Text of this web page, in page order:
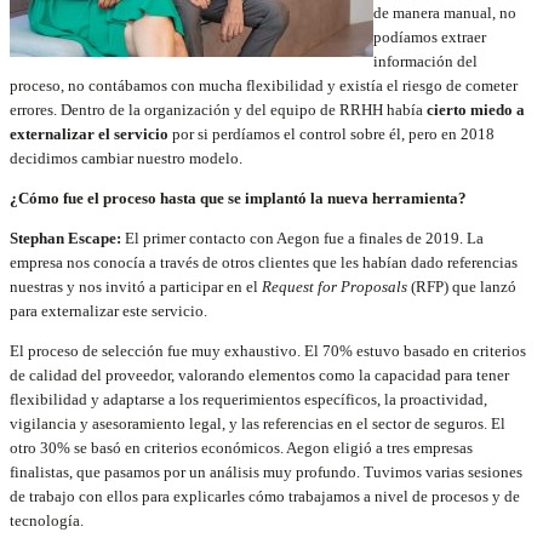
de manera manual, no
podíamos extraer
información del
proceso, no contábamos con mucha flexibilidad y existía el riesgo de cometer
errores. Dentro de la organización y del equipo de RRHH había cierto miedo a
externalizar el servicio por si perdíamos el control sobre él, pero en 2018
decidimos cambiar nuestro modelo.
¿Cómo fue el proceso hasta que se implantó la nueva herramienta?
Stephan Escape: El primer contacto con Aegon fue a finales de 2019. La
empresa nos conocía a través de otros clientes que les habían dado referencias
nuestras y nos invitó a participar en el Request for Proposals (RFP) que lanzó
para externalizar este servicio.
El proceso de selección fue muy exhaustivo. El 70% estuvo basado en criterios
de calidad del proveedor, valorando elementos como la capacidad para tener
flexibilidad y adaptarse a los requerimientos específicos, la proactividad,
vigilancia y asesoramiento legal, y las referencias en el sector de seguros. El
otro 30% se basó en criterios económicos. Aegon eligió a tres empresas
finalistas, que pasamos por un análisis muy profundo. Tuvimos varias sesiones
de trabajo con ellos para explicarles cómo trabajamos a nivel de procesos y de
tecnología.